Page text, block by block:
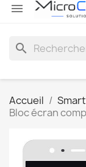

search
Accueil
Bloc écran